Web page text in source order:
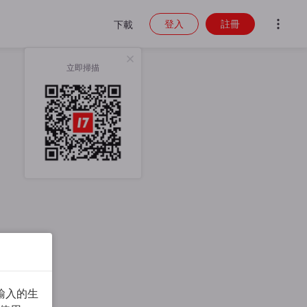
下載
立即掃描
登入 註冊
入的生